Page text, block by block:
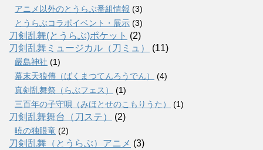
アニメ以外のとうらぶ番組情報 (3)
とうらぶコラボイベント・展示 (3)
刀剣乱舞(とうらぶ)ポケット (2)
刀剣乱舞ミュージカル（刀ミュ）
(11)
嚴島神社 (1)
幕末天狼傳（ばくまつてんろうでん）
(4)
真剣乱舞祭（らぶフェス）
(1)
三百年の子守唄（みほとせのこもりうた）
(1)
刀剣乱舞舞台（刀ステ） (2)
暁の独眼竜 (2)
刀剣乱舞（とうらぶ）アニメ (3)